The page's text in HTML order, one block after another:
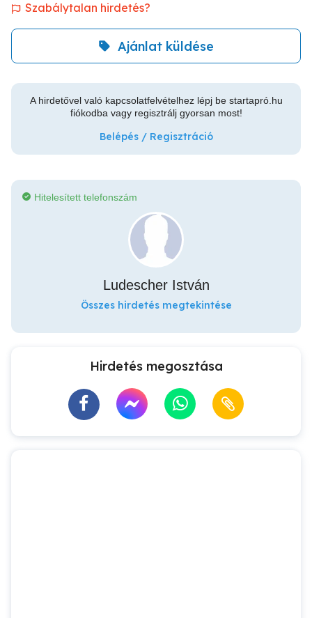
Szabálytalan hirdetés?
Ajánlat küldése
A hirdetővel való kapcsolatfelvételhez lépj be startapró.hu
fiókodba vagy regisztrálj gyorsan most!
Belépés / Regisztráció
Hitelesített telefonszám
Ludescher István
Összes hirdetés megtekintése
Hirdetés megosztása